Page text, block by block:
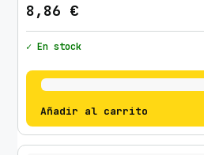
8,86 €
✓ En stock
Añadir al carrito